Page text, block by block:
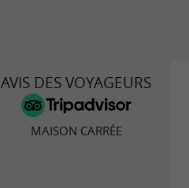
AVIS DES VOYAGEURS
MAISON CARRÉE